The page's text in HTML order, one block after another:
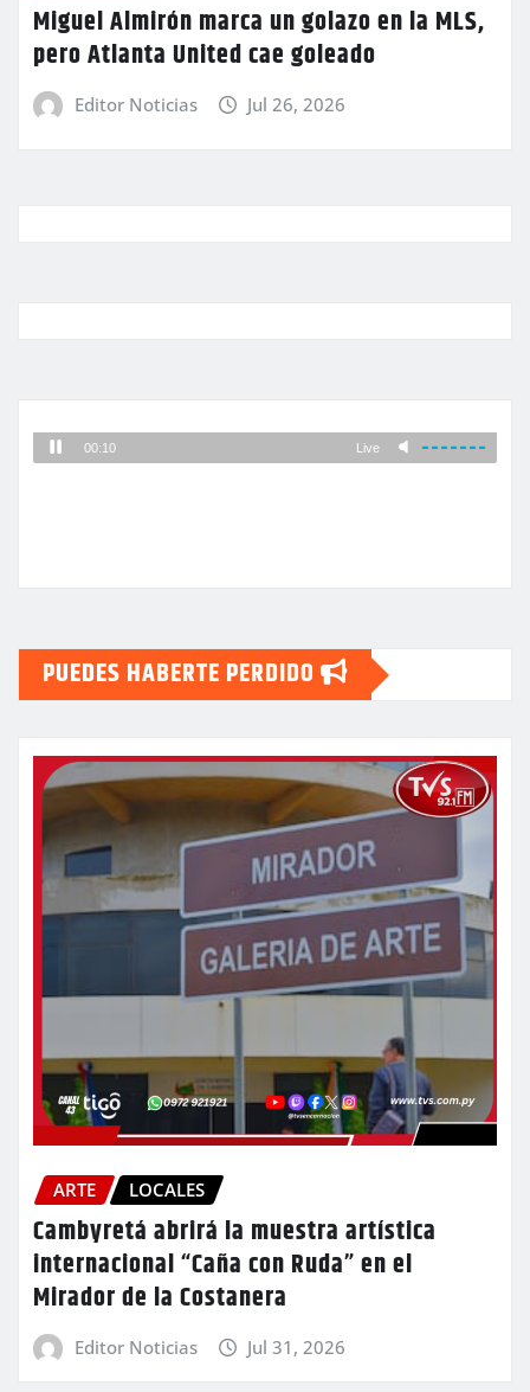
Miguel Almirón marca un golazo en la MLS,
pero Atlanta United cae goleado
Editor Noticias Jul 26, 2026
PUEDES HABERTE PERDIDO
ARTE LOCALES
Cambyretá abrirá la muestra artística
internacional “Caña con Ruda” en el
Mirador de la Costanera
Editor Noticias Jul 31, 2026